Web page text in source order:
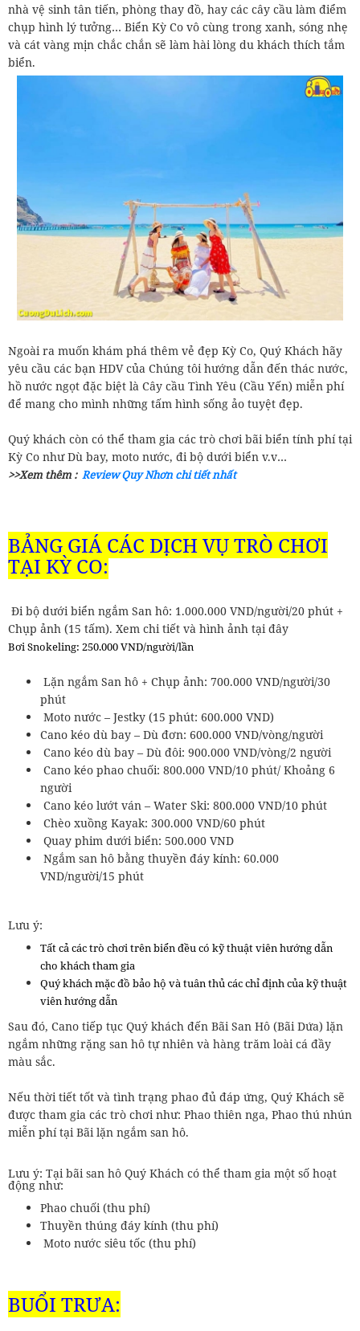
nhà vệ sinh tân tiến, phòng thay đồ, hay các cây cầu làm điểm
chụp hình lý tưởng… Biển Kỳ Co vô cùng trong xanh, sóng nhẹ
và cát vàng mịn chắc chắn sẽ làm hài lòng du khách thích tắm
biển.
Ngoài ra muốn khám phá thêm vẻ đẹp Kỳ Co, Quý Khách hãy
yêu cầu các bạn HDV của Chúng tôi hướng dẫn đến thác nước,
hồ nước ngọt đặc biệt là Cây cầu Tình Yêu (Cầu Yến) miễn phí
để mang cho mình những tấm hình sống ảo tuyệt đẹp.
Quý khách còn có thể tham gia các trò chơi bãi biển tính phí tại
Kỳ Co như Dù bay, moto nước, đi bộ dưới biển v.v…
>>Xem thêm : Review Quy Nhơn chi tiết nhất
BẢNG GIÁ CÁC DỊCH VỤ TRÒ CHƠI
TẠI KỲ CO:
Đi bộ dưới biển ngắm San hô: 1.000.000 VND/người/20 phút +
Chụp ảnh (15 tấm). Xem chi tiết và hình ảnh tại đây
Bơi Snokeling: 250.000 VND/người/lần
Lặn ngắm San hô + Chụp ảnh: 700.000 VND/người/30
phút
Moto nước – Jestky (15 phút: 600.000 VND)
Cano kéo dù bay – Dù đơn: 600.000 VND/vòng/người
Cano kéo dù bay – Dù đôi: 900.000 VND/vòng/2 người
Cano kéo phao chuối: 800.000 VND/10 phút/ Khoảng 6
người
Cano kéo lướt ván – Water Ski: 800.000 VND/10 phút
Chèo xuồng Kayak: 300.000 VND/60 phút
Quay phim dưới biển: 500.000 VND
Ngắm san hô bằng thuyền đáy kính: 60.000
VND/người/15 phút
Lưu ý:
Tất cả các trò chơi trên biển đều có kỹ thuật viên hướng dẫn
cho khách tham gia
Quý khách mặc đồ bảo hộ và tuân thủ các chỉ định của kỹ thuật
viên hướng dẫn
Sau đó, Cano tiếp tục Quý khách đến Bãi San Hô (Bãi Dứa) lặn
ngắm những rặng san hô tự nhiên và hàng trăm loài cá đầy
màu sắc.
Nếu thời tiết tốt và tình trạng phao đủ đáp ứng, Quý Khách sẽ
được tham gia các trò chơi như: Phao thiên nga, Phao thú nhún
miễn phí tại Bãi lặn ngắm san hô.
Lưu ý: Tại bãi san hô Quý Khách có thể tham gia một số hoạt
động như:
Phao chuối (thu phí)
Thuyền thúng đáy kính (thu phí)
Moto nước siêu tốc (thu phí)
BUỔI TRƯA: